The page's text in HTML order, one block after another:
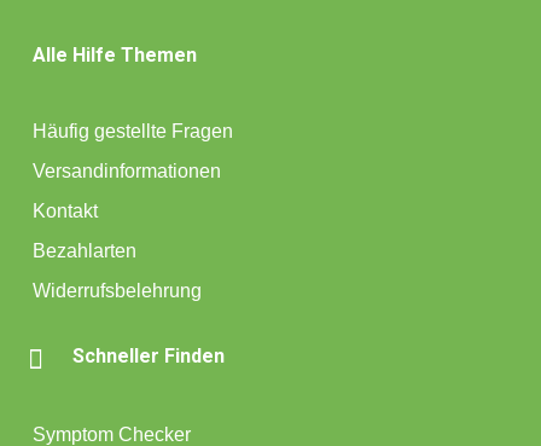
Alle Hilfe Themen
Häufig gestellte Fragen
Versandinformationen
Kontakt
Bezahlarten
Widerrufsbelehrung
 Schneller Finden
Symptom Checker